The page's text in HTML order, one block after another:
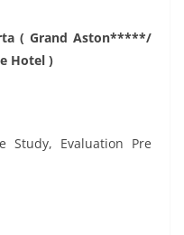
( Grand Aston*****/
Hotel )
Study, Evaluation Pre